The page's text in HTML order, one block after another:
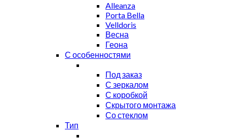
Alleanza
Porta Bella
Velldoris
Весна
Геона
С особенностями
Под заказ
С зеркалом
С коробкой
Скрытого монтажа
Со стеклом
Тип